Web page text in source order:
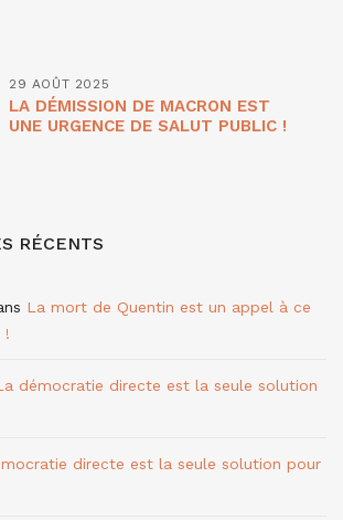
29 AOÛT 2025
LA DÉMISSION DE MACRON EST
UNE URGENCE DE SALUT PUBLIC !
RÉCENTS
La mort de Quentin est un appel à ce
!
démocratie directe est la seule solution
directe est la seule solution pour